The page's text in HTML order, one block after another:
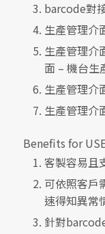
barcode對
生產管理介
生產管理介
面 – 機台生
生產管理介
生產管理介
Benefits for
客製容易且
可依照客戶
速得知異常
針對